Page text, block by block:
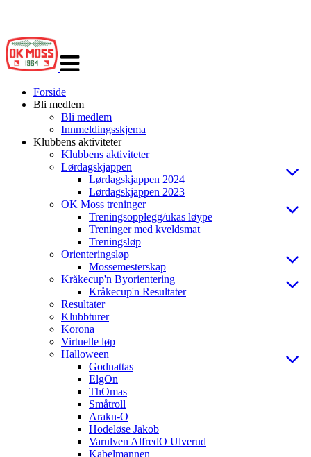
navigasjon
Forside
Bli medlem
Bli medlem
Innmeldingsskjema
Klubbens aktiviteter
Klubbens aktiviteter
Lørdagskjappen
Lørdagskjappen 2024
Lørdagskjappen 2023
OK Moss treninger
Treningsopplegg/ukas løype
Treninger med kveldsmat
Treningsløp
Orienteringsløp
Mossemesterskap
Kråkecup'n Byorientering
Kråkecup'n Resultater
Resultater
Klubbturer
Korona
Virtuelle løp
Halloween
Godnattas
ElgOn
ThOmas
Småtroll
Arakn-O
Hodeløse Jakob
Varulven AlfredO Ulverud
Kabelmannen